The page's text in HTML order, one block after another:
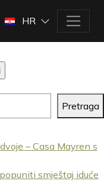
HR
for. Perhaps
Pretraga
– Casa Mayren s
smještaj iduće